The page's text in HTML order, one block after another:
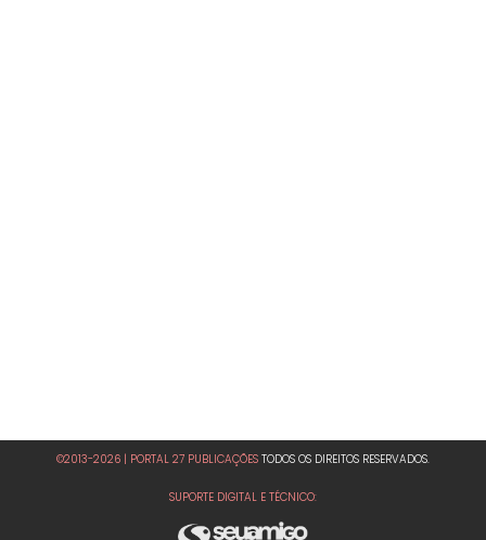
©2013-2026 | PORTAL 27 PUBLICAÇÕES TODOS OS DIREITOS RESERVADOS.
SUPORTE DIGITAL E TÉCNICO: